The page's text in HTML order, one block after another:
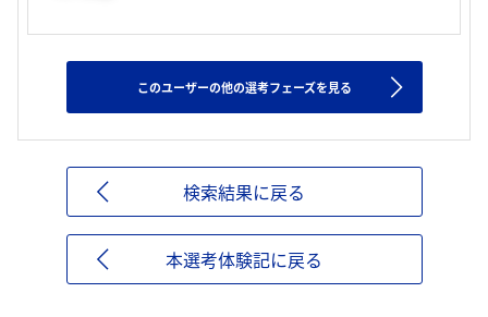
このユーザーの他の選考フェーズを見る
検索結果に戻る
本選考体験記に戻る